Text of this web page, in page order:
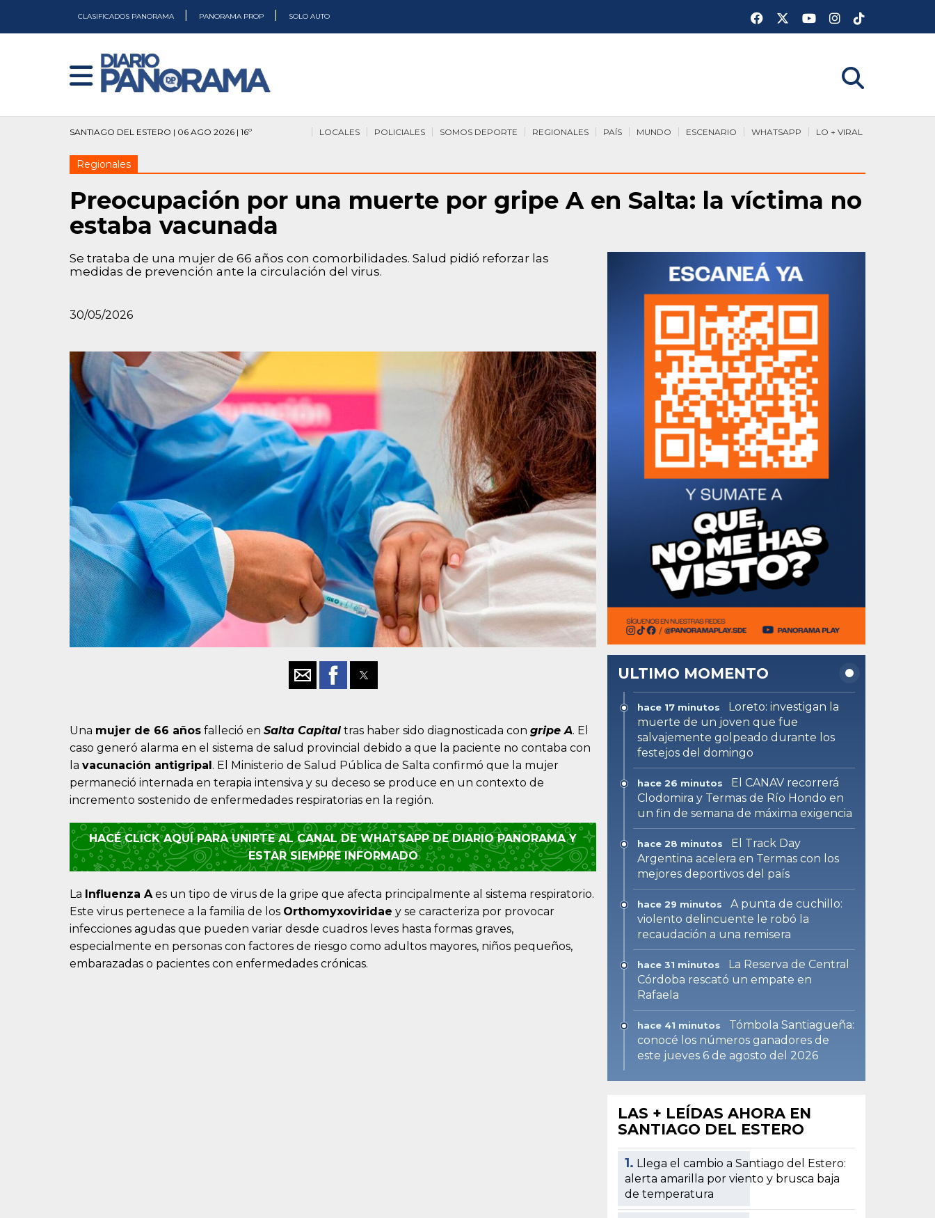
CLASIFICADOS PANORAMA PANORAMA PROP SOLO AUTO
SANTIAGO DEL ESTERO | 06 AGO 2026 | 16º LO + VIRAL
WHATSAPP
ESCENARIO
MUNDO
PAÍS
REGIONALES
SOMOS DEPORTE
POLICIALES
LOCALES
Regionales
Preocupación por una muerte por gripe A en Salta: la víctima no
estaba vacunada
Se trataba de una mujer de 66 años con comorbilidades. Salud pidió reforzar las
medidas de prevención ante la circulación del virus.
30/05/2026
Una mujer de 66 años falleció en Salta Capital tras haber sido diagnosticada con gripe A. El
caso generó alarma en el sistema de salud provincial debido a que la paciente no contaba con
la vacunación antigripal . El Ministerio de Salud Pública de Salta confirmó que la mujer
permaneció internada en terapia intensiva y su deceso se produce en un contexto de
incremento sostenido de enfermedades respiratorias en la región.
HACÉ CLICK AQUÍ PARA UNIRTE AL CANAL DE WHATSAPP DE DIARIO PANORAMA Y
ESTAR SIEMPRE INFORMADO
La Influenza Aes un tipo de virus de la gripe que afecta principalmente al sistema respiratorio.
Este virus pertenece a la familia de los Orthomyxoviridae y se caracteriza por provocar
infecciones agudas que pueden variar desde cuadros leves hasta formas graves,
especialmente en personas con factores de riesgo como adultos mayores, niños pequeños,
embarazadas o pacientes con enfermedades crónicas.
ULTIMO MOMENTO
hace 17 minutos
Loreto: investigan la
muerte de un joven que fue
salvajemente golpeado durante los
festejos del domingo
hace 26 minutos
El CANAV recorrerá
Clodomira y Termas de Río Hondo en
un fin de semana de máxima exigencia
hace 28 minutos
El Track Day
Argentina acelera en Termas con los
mejores deportivos del país
hace 29 minutos
A punta de cuchillo:
violento delincuente le robó la
recaudación a una remisera
hace 31 minutos
La Reserva de Central
Córdoba rescató un empate en
Rafaela
hace 41 minutos
Tómbola Santiagueña:
conocé los números ganadores de
este jueves 6 de agosto del 2026
LAS + LEÍDAS AHORA EN
SANTIAGO DEL ESTERO
1. Llega el cambio a Santiago del Estero:
alerta amarilla por viento y brusca baja
de temperatura